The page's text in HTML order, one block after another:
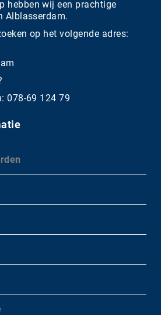
hebben wij een prachtige
Alblasserdam.
op het volgende adres:
078-69 124 79